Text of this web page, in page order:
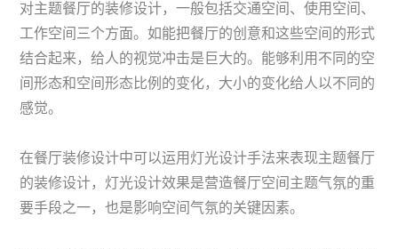
对主题餐厅的装修设计，一般包括交通空间、使用空间、
工作空间三个方面。如能把餐厅的创意和这些空间的形式
结合起来，给人的视觉冲击是巨大的。能够利用不同的空
间形态和空间形态比例的变化，大小的变化给人以不同的
感觉。
在餐厅装修设计中可以运用灯光设计手法来表现主题餐厅
的装修设计，灯光设计效果是营造餐厅空间主题气氛的重
要手段之一，也是影响空间气氛的关键因素。